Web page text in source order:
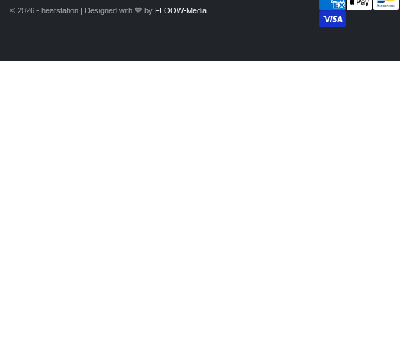
© 2026 - heatstation | Designed with 💙 by FLOOW-Media